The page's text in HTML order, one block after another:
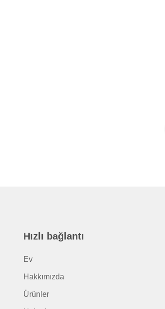
Hızlı bağlantı
Ev
Hakkımızda
Ürünler